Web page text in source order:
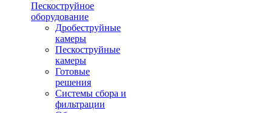
Пескоструйное
оборудование
Дробеструйные
камеры
Пескоструйные
камеры
Готовые
решения
Системы сбора и
фильтрации